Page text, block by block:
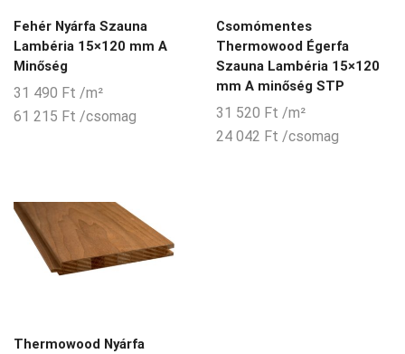
Fehér Nyárfa Szauna
Lambéria 15×120 mm A
Minőség
31 490 Ft /m²
61 215 Ft /csomag
Csomómentes
Thermowood Égerfa
Szauna Lambéria 15×120
mm A minőség STP
31 520 Ft /m²
24 042 Ft /csomag
Thermowood Nyárfa